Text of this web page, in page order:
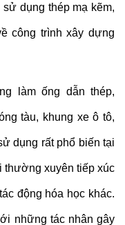
dụng thép mạ kẽm,
công trình xây dựng
làm ống dẫn thép,
tàu, khung xe ô tô,
dụng rất phổ biến tại
thường xuyên tiếp xúc
động hóa học khác.
những tác nhân gây